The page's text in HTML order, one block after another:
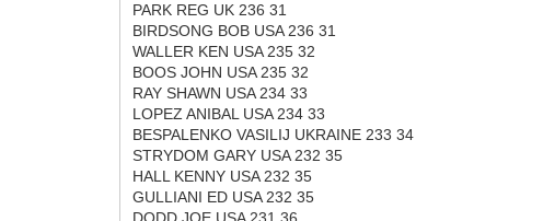
PARK REG UK 236 31
BIRDSONG BOB USA 236 31
WALLER KEN USA 235 32
BOOS JOHN USA 235 32
RAY SHAWN USA 234 33
LOPEZ ANIBAL USA 234 33
BESPALENKO VASILIJ UKRAINE 233 34
STRYDOM GARY USA 232 35
HALL KENNY USA 232 35
GULLIANI ED USA 232 35